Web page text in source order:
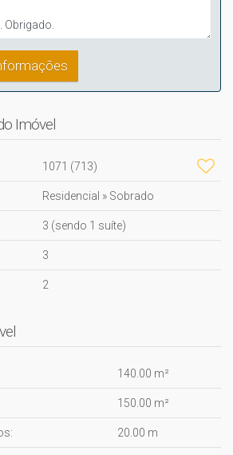
Imóvel
1071 (713)
Residencial » Sobrado
3 (sendo 1 suíte)
3
2
140.00 m²
150.00 m²
20.00 m